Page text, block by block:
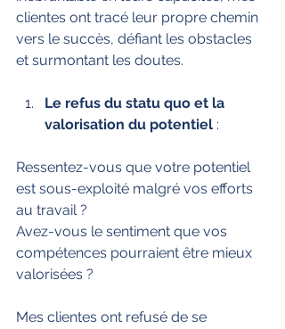
clientes ont tracé leur propre chemin
vers le succès, défiant les obstacles
et surmontant les doutes.
Le refus du statu quo et la
valorisation du potentiel :
Ressentez-vous que votre potentiel
est sous-exploité malgré vos efforts
au travail ?
Avez-vous le sentiment que vos
compétences pourraient être mieux
valorisées ?
Mes clientes ont refusé de se